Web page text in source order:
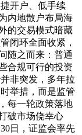
开户、低手续
内地散户布局海
的交易模式暗藏
闭环全面收紧，
随之而来：普通
合规可行的投资
非突发，多年拉
举措，而是监管
每一轮政策落地
破市场侥幸心
日，证监会率先